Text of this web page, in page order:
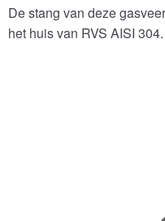
De stang van deze
het huis van RVS AISI 304.